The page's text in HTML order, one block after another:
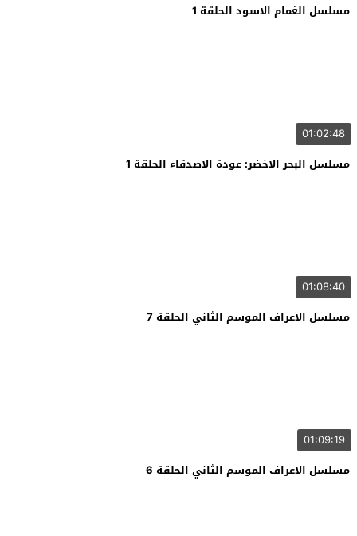
مسلسل الغمام الاسود الحلقة 1
01:02:48
مسلسل البحر الاخضر: عودة الاصدقاء الحلقة 1
01:08:40
مسلسل الاعراف الموسم الثاني الحلقة 7
01:09:19
مسلسل الاعراف الموسم الثاني الحلقة 6